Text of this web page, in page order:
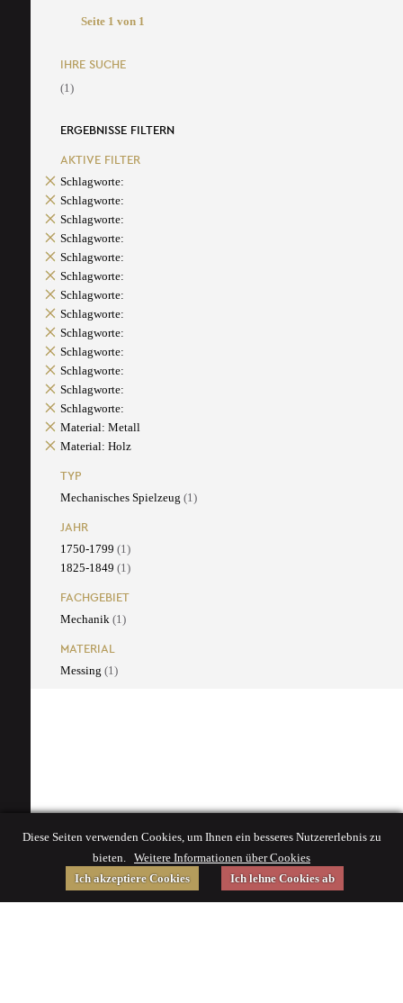
Seite 1 von 1
IHRE SUCHE
(1)
ERGEBNISSE FILTERN
AKTIVE FILTER
Schlagworte:
Schlagworte:
Schlagworte:
Schlagworte:
Schlagworte:
Schlagworte:
Schlagworte:
Schlagworte:
Schlagworte:
Schlagworte:
Schlagworte:
Schlagworte:
Schlagworte:
Material: Metall
Material: Holz
TYP
Mechanisches Spielzeug (1)
JAHR
1750-1799 (1)
1825-1849 (1)
FACHGEBIET
Mechanik (1)
MATERIAL
Messing (1)
Diese Seiten verwenden Cookies, um Ihnen ein besseres Nutzererlebnis zu
bieten. Weitere Informationen über Cookies
Ich akzeptiere Cookies
Ich lehne Cookies ab